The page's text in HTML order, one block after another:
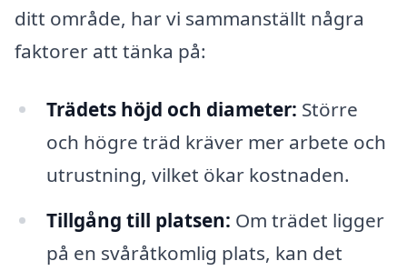
ditt område, har vi sammanställt några
faktorer att tänka på:
Trädets höjd och diameter: Större
och högre träd kräver mer arbete och
utrustning, vilket ökar kostnaden.
Tillgång till platsen: Om trädet ligger
på en svåråtkomlig plats, kan det